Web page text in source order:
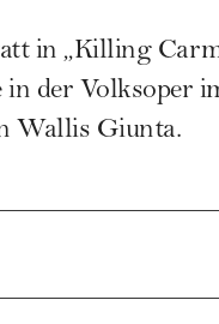
in „Killing
der Volksoper
Wallis Giunta.